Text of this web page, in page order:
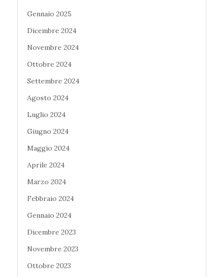
Gennaio 2025
Dicembre 2024
Novembre 2024
Ottobre 2024
Settembre 2024
Agosto 2024
Luglio 2024
Giugno 2024
Maggio 2024
Aprile 2024
Marzo 2024
Febbraio 2024
Gennaio 2024
Dicembre 2023
Novembre 2023
Ottobre 2023